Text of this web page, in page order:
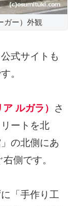
ガー）外観
式サイトも
。
ルガラ） さ
ートを北
の北側にあ
側です。
「手作り工